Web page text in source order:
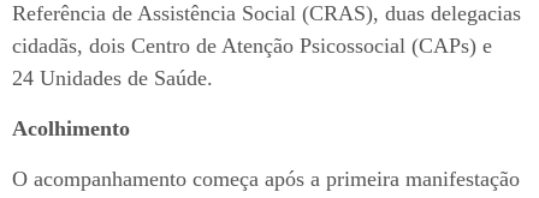
Referência de Assistência Social (CRAS), duas delegacias
cidadãs, dois Centro de Atenção Psicossocial (CAPs) e
24 Unidades de Saúde.
Acolhimento
O acompanhamento começa após a primeira manifestação